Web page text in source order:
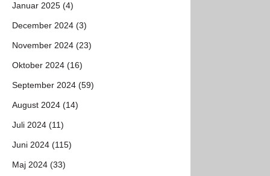
Januar 2025 (4)
December 2024 (3)
November 2024 (23)
Oktober 2024 (16)
September 2024 (59)
August 2024 (14)
Juli 2024 (11)
Juni 2024 (115)
Maj 2024 (33)